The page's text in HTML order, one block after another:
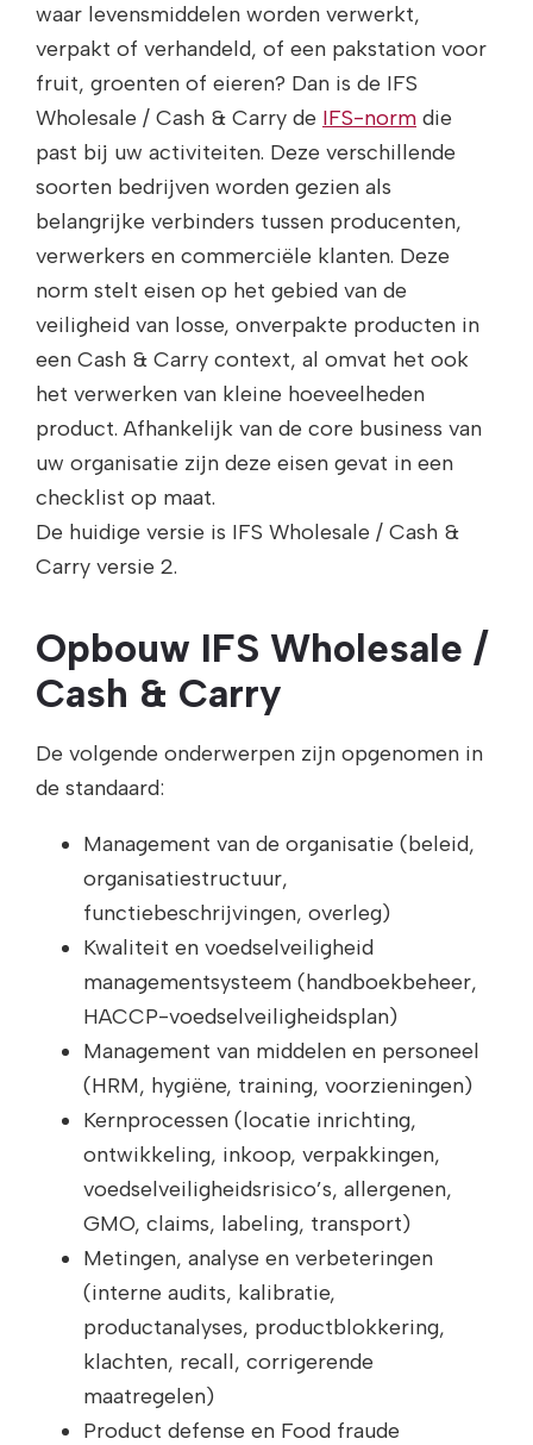
waar levensmiddelen worden verwerkt,
verpakt of verhandeld, of een pakstation voor
fruit, groenten of eieren? Dan is de IFS
Wholesale / Cash & Carry de IFS-norm die
past bij uw activiteiten. Deze verschillende
soorten bedrijven worden gezien als
belangrijke verbinders tussen producenten,
verwerkers en commerciële klanten. Deze
norm stelt eisen op het gebied van de
veiligheid van losse, onverpakte producten in
een Cash & Carry context, al omvat het ook
het verwerken van kleine hoeveelheden
product. Afhankelijk van de core business van
uw organisatie zijn deze eisen gevat in een
checklist op maat.
De huidige versie is IFS Wholesale / Cash &
Carry versie 2.
Opbouw IFS Wholesale /
Cash & Carry
De volgende onderwerpen zijn opgenomen in
de standaard:
Management van de organisatie (beleid,
organisatiestructuur,
functiebeschrijvingen, overleg)
Kwaliteit en voedselveiligheid
managementsysteem (handboekbeheer,
HACCP-voedselveiligheidsplan)
Management van middelen en personeel
(HRM, hygiëne, training, voorzieningen)
Kernprocessen (locatie inrichting,
ontwikkeling, inkoop, verpakkingen,
voedselveiligheidsrisico’s, allergenen,
GMO, claims, labeling, transport)
Metingen, analyse en verbeteringen
(interne audits, kalibratie,
productanalyses, productblokkering,
klachten, recall, corrigerende
maatregelen)
Product defense en Food fraude